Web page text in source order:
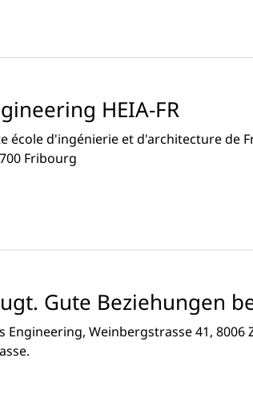
HEIA-FR
école d'ingénierie et d'architecture de
Fribourg
Gute Beziehungen
Engineering, Weinbergstrasse 41,